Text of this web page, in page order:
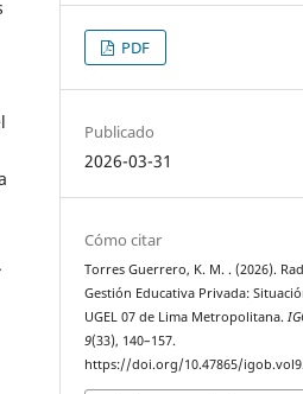
PDF
Publicado
2026-03-31
Cómo citar
Torres Guerrero, K. M. . (2026).
Gestión Educativa Privada:
UGEL 07 de Lima Metropolitana.
9(33), 140–157.
https://doi.org/10.47865/